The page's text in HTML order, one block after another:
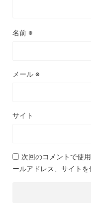
名前 ※
メール ※
サイト
次回のコメントで使
ールアドレス、サイトを